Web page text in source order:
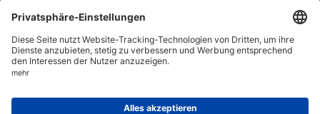
Datenschutz
Impressum
Kontakt